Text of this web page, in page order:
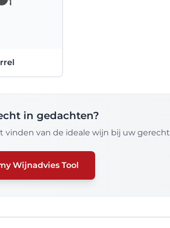
in gedachten?
vinden van de ideale wijn bij uw gerecht
Wijnadvies Tool